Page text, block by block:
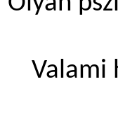
Valami